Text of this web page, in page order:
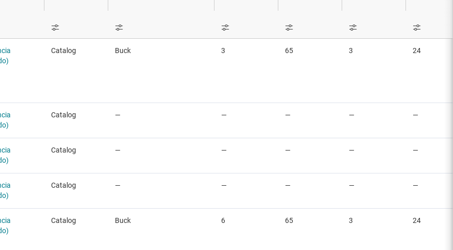
Interruptores y multiplexores
Controladores y alimentación para pantallas LCD y OLED
Reguladores lineales y de baja salida (LDO)
Secuenciadores
Catalog Buck 3 65 3 24
Catalog — — — — —
Catalog — — — — —
Catalog — — — — —
Catalog Buck 6 65 3 24